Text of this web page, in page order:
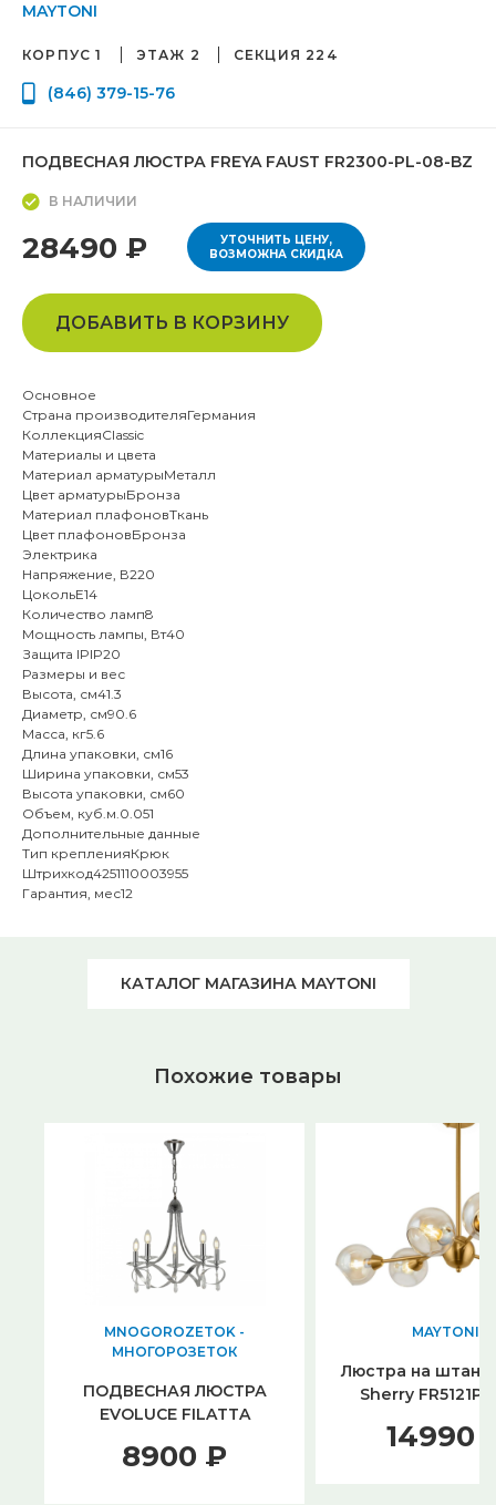
MAYTONI
КОРПУС 1 ЭТАЖ 2 СЕКЦИЯ 224
(846) 379-15-76
ПОДВЕСНАЯ ЛЮСТРА FREYA FAUST FR2300-PL-08-BZ
В НАЛИЧИИ
28490 ₽
УТОЧНИТЬ ЦЕНУ,
ВОЗМОЖНА СКИДКА
ДОБАВИТЬ В КОРЗИНУ
Основное
Страна производителяГермания
КоллекцияClassic
Материалы и цвета
Материал арматурыМеталл
Цвет арматурыБронза
Материал плафоновТкань
Цвет плафоновБронза
Электрика
Напряжение, В220
ЦокольE14
Количество ламп8
Мощность лампы, Вт40
Защита IPIP20
Размеры и вес
Высота, см41.3
Диаметр, см90.6
Масса, кг5.6
Длина упаковки, см16
Ширина упаковки, см53
Высота упаковки, см60
Объем, куб.м.0.051
Дополнительные данные
Тип крепленияКрюк
Штрихкод4251110003955
Гарантия, мес12
КАТАЛОГ МАГАЗИНА MAYTONI
Похожие товары
MNOGOROZETOK -
МНОГОРОЗЕТОК
ПОДВЕСНАЯ ЛЮСТРА
EVOLUCE FILATTA
8900 ₽
MAYTONI
Люстра на
Sherry
14990